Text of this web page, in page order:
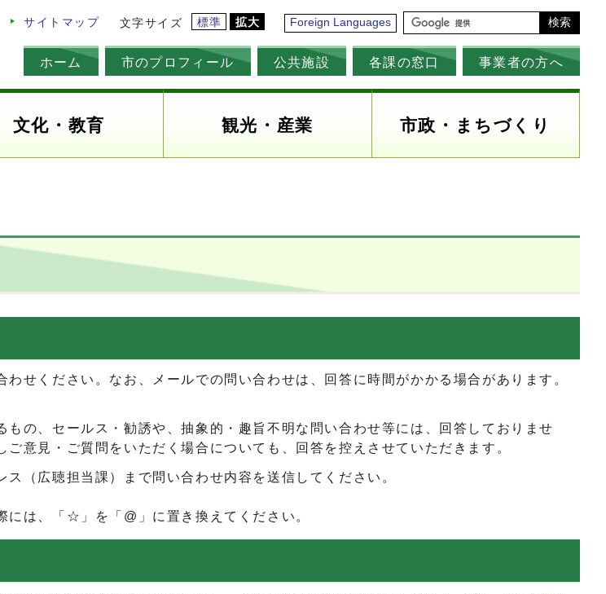
サイトマップ 文字サイズ 標準 拡大 Foreign Languages 検索
ホーム 市のプロフィール 公共施設 各課の窓口 事業者の方へ
文化・教育 観光・産業 市政・まちづくり
せください。なお、メールでの問い合わせは、回答に時間がかかる場合があります。
の、セールス・勧誘や、抽象的・趣旨不明な問い合わせ等には、回答しておりませ
意見・ご質問をいただく場合についても、回答を控えさせていただきます。
（広聴担当課）まで問い合わせ内容を送信してください。
は、「☆」を「@」に置き換えてください。